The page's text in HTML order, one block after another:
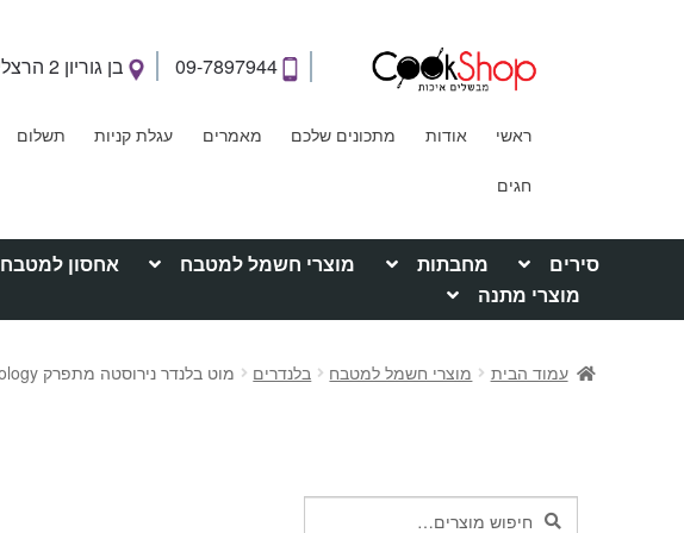
09-7897944 בן גוריון 2 הרצליה
ראשי אודות מתכונים שלכם מאמרים עגלת קניות תשלום
חגים
סירים מחבתות מוצרי חשמל למטבח אחסון למטבח
מוצרי מתנה
עמוד הבית מוצרי חשמל למטבח בלנדרים מוט בלנדר נירוסטה מתפרק Smart Response Technology
חיפושחיפוש